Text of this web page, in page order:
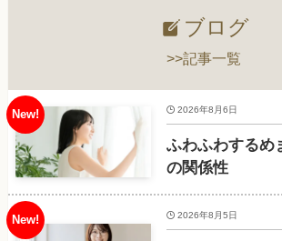
ブログ
>>記事一覧
ふわふわするめ
の関係性
2026年8月6日
2026年8月5日